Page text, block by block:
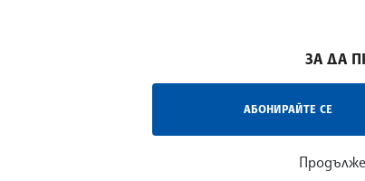
ЗА ДА
АБОНИРАЙТЕ СЕ